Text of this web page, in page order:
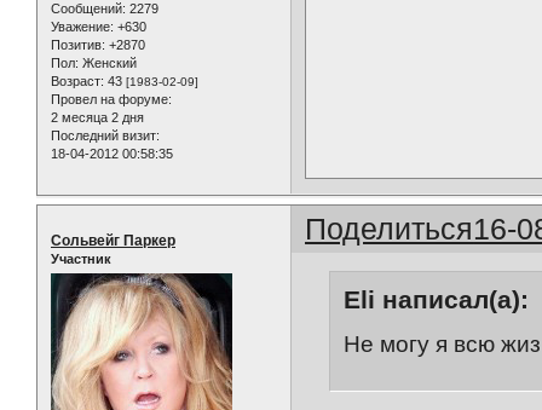
Сообщений: 2279
Уважение: +630
Позитив: +2870
Пол: Женский
Возраст: 43 [1983-02-09]
Провел на форуме:
2 месяца 2 дня
Последний визит:
18-04-2012 00:58:35
Поделиться16-
Сольвейг Паркер
Участник
Eli написал(а):
Не могу я всю